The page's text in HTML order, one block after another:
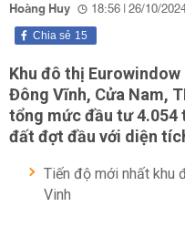
Hoàng Huy 18:56 | 26/10/
15
Chia sẻ
Khu đô thị
Đông Vĩnh, Cửa Nam,
tổng mức đầu tư 4.054
đất đợt đầu với diện
Tiến độ mới nhất khu
Vinh